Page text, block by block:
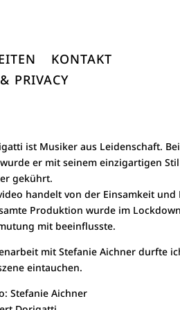
KONTAKT
PRIVACY
ist Musiker aus Leidenschaft.
er mit seinem einzigartigen
gekührt.
handelt von der Einsamkeit
Produktion wurde im
mit beeinflusste.
mit Stefanie Aichner durfte
eintauchen.
Stefanie Aichner